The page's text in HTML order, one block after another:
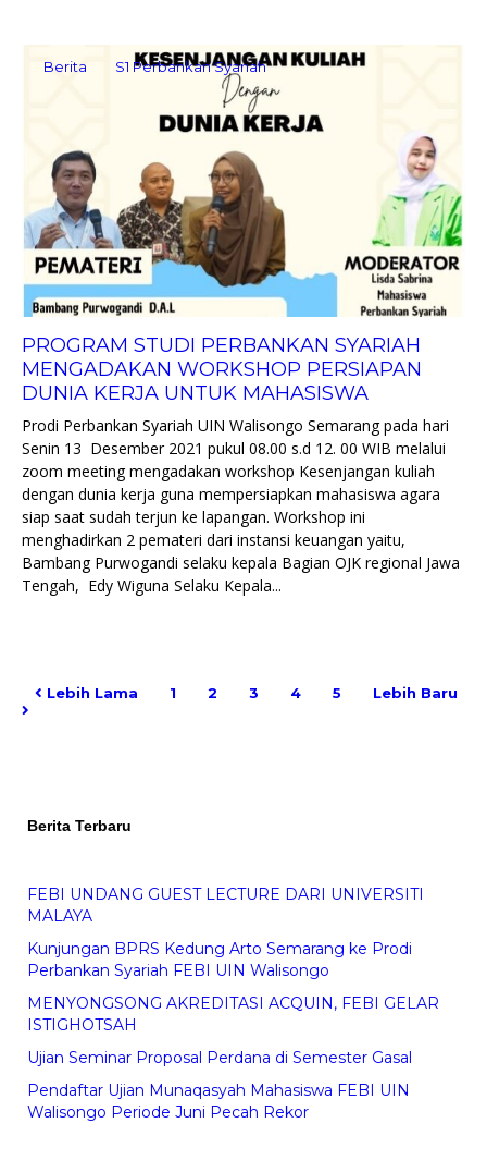
Berita S1 Perbankan Syariah
PROGRAM STUDI PERBANKAN SYARIAH
MENGADAKAN WORKSHOP PERSIAPAN
DUNIA KERJA UNTUK MAHASISWA
Prodi Perbankan Syariah UIN Walisongo Semarang pada hari
Senin 13 Desember 2021 pukul 08.00 s.d 12. 00 WIB melalui
zoom meeting mengadakan workshop Kesenjangan kuliah
dengan dunia kerja guna mempersiapkan mahasiswa agara
siap saat sudah terjun ke lapangan. Workshop ini
menghadirkan 2 pemateri dari instansi keuangan yaitu,
Bambang Purwogandi selaku kepala Bagian OJK regional Jawa
Tengah, Edy Wiguna Selaku Kepala...
Lebih Lama 1 2 3 4 5 Lebih Baru
Berita Terbaru
FEBI UNDANG GUEST LECTURE DARI UNIVERSITI
MALAYA
Kunjungan BPRS Kedung Arto Semarang ke Prodi
Perbankan Syariah FEBI UIN Walisongo
MENYONGSONG AKREDITASI ACQUIN, FEBI GELAR
ISTIGHOTSAH
Ujian Seminar Proposal Perdana di Semester Gasal
Pendaftar Ujian Munaqasyah Mahasiswa FEBI UIN
Walisongo Periode Juni Pecah Rekor